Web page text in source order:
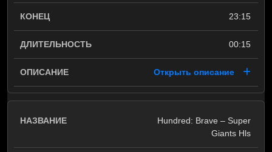
23:15
00:15
Открыть описание
Hundred: Brave – Super
Giants Hls